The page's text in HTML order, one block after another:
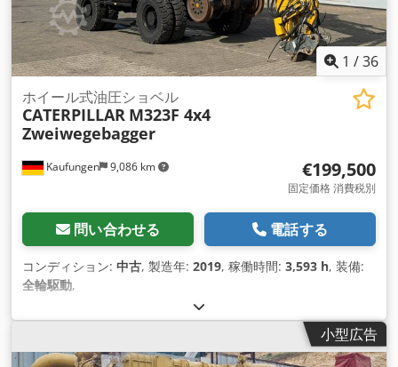
1 /36
Kaufungen 9,086 km
ホイール式油圧ショベル
CATERPILLAR M323F 4x4
Zweiwegebagger
€199,500
固定価格 消費税別
問い合わせる 電話する
コンディション: 中古, 製造年: 2019, 稼働時間: 3,593 h, 装備:
全輪駆動,
小型広告